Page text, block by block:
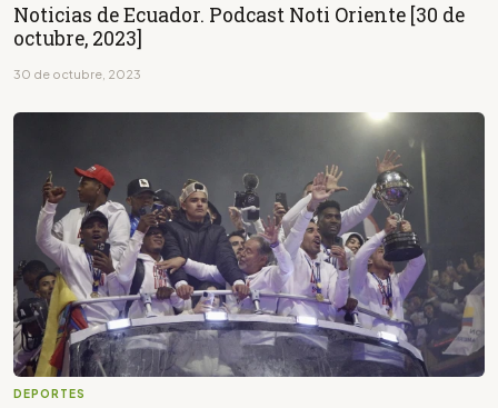
Noticias de Ecuador. Podcast Noti Oriente [30 de
octubre, 2023]
30 de octubre, 2023
DEPORTES